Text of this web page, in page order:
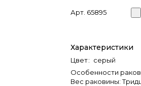
Арт. 65895
Характеристики
Цвет: серый
Особенности
Вес раковины: